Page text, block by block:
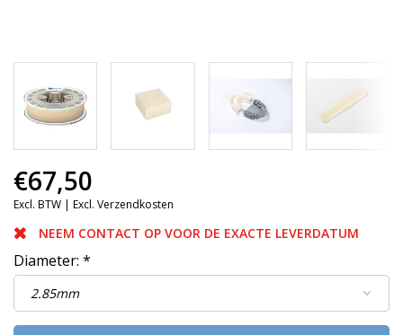
€67,50
Excl. BTW | Excl. Verzendkosten
NEEM CONTACT OP VOOR DE EXACTE LEVERDATUM
Diameter: *